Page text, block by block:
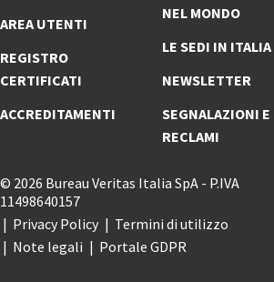
AREA UTENTI
REGISTRO
CERTIFICATI
ACCREDITAMENTI
NEL MONDO
LE SEDI IN ITALIA
NEWSLETTER
SEGNALAZIONI E
RECLAMI
© 2026 Bureau Veritas Italia SpA - P.IVA
11498640157
Privacy Policy
Termini di utilizzo
Note legali
Portale GDPR